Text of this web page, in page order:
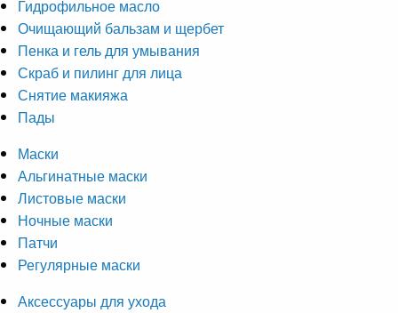
Гидрофильное масло
Очищающий бальзам и щербет
Пенка и гель для умывания
Скраб и пилинг для лица
Снятие макияжа
Пады
Маски
Альгинатные маски
Листовые маски
Ночные маски
Патчи
Регулярные маски
Аксессуары для ухода